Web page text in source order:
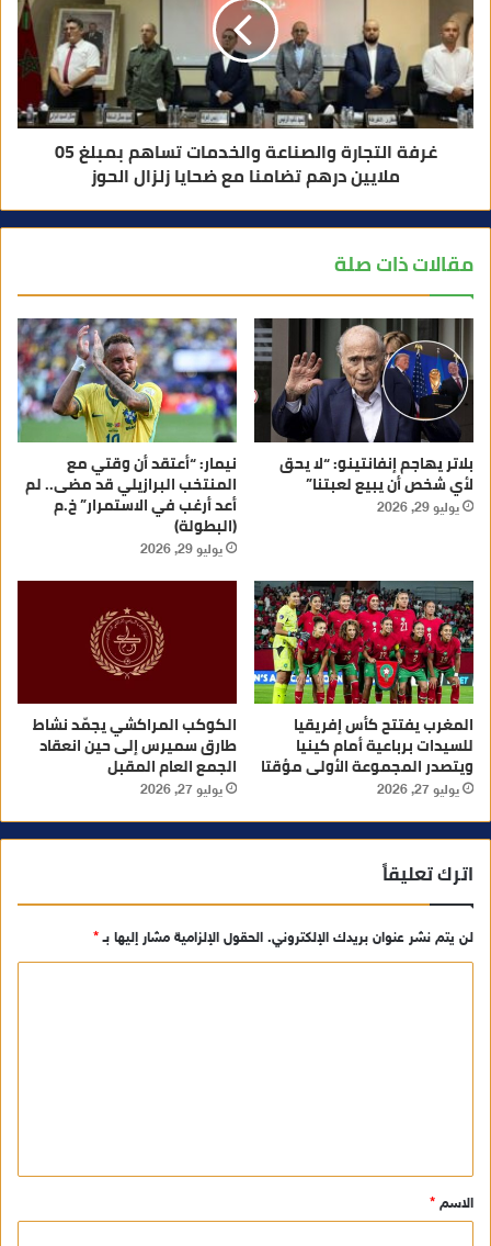
غرفة التجارة والصناعة والخدمات تساهم بمبلغ 05
ملايين درهم تضامنا مع ضحايا زلزال الحوز
مقالات ذات صلة
بلاتر يهاجم إنفانتينو: “لا يحق
لأي شخص أن يبيع لعبتنا”
يوليو 29, 2026
نيمار: “أعتقد أن وقتي مع
المنتخب البرازيلي قد مضى.. لم
أعد أرغب في الاستمرار” خ.م
(البطولة)
يوليو 29, 2026
المغرب يفتتح كأس إفريقيا
للسيدات برباعية أمام كينيا
ويتصدر المجموعة الأولى مؤقتا
يوليو 27, 2026
الكوكب المراكشي يجمّد نشاط
طارق سميرس إلى حين انعقاد
الجمع العام المقبل
يوليو 27, 2026
اترك تعليقاً
لن يتم نشر عنوان بريدك الإلكتروني. الحقول الإلزامية مشار إليها بـ*
ق
*
الاسم *